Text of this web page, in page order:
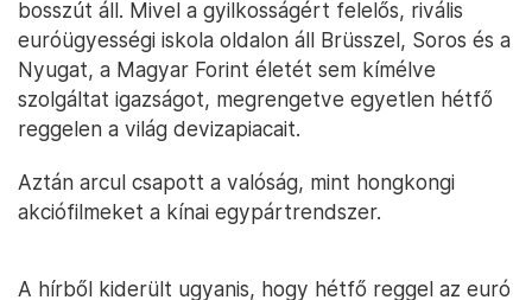
bosszút áll. Mivel a gyilkosságért felelős, rivális
euróügyességi iskola oldalon áll Brüsszel, Soros és a
Nyugat, a Magyar Forint életét sem kímélve
szolgáltat igazságot, megrengetve egyetlen hétfő
reggelen a világ devizapiacait.
Aztán arcul csapott a valóság, mint hongkongi
akciófilmeket a kínai egypártrendszer.
A hírből kiderült ugyanis, hogy hétfő reggel az euró